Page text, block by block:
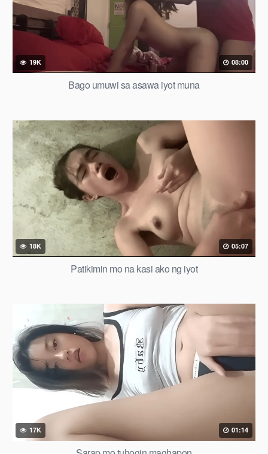
19K 08:00
Bago umuwi sa asawa iyot muna
18K 05:07
Patikimin mo na kasi ako ng iyot
17K 01:14